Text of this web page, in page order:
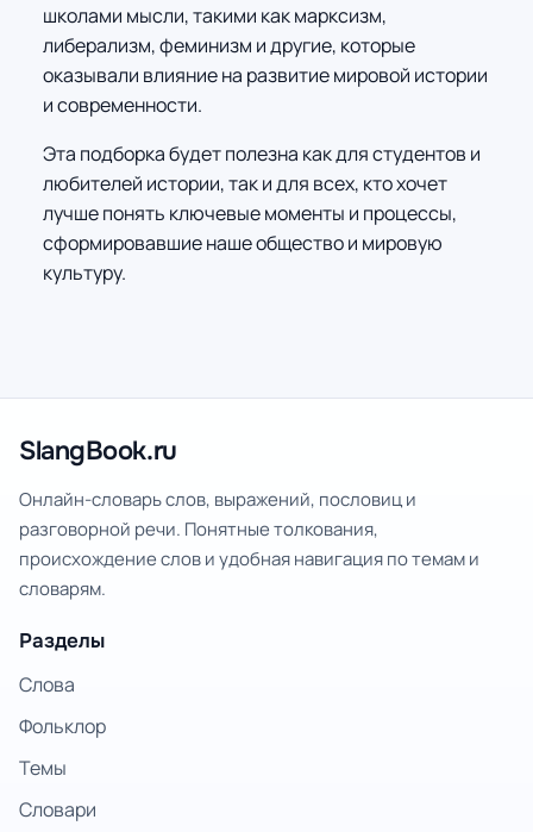
школами мысли, такими как марксизм,
либерализм, феминизм и другие, которые
оказывали влияние на развитие мировой истории
и современности.
Эта подборка будет полезна как для студентов и
любителей истории, так и для всех, кто хочет
лучше понять ключевые моменты и процессы,
сформировавшие наше общество и мировую
культуру.
SlangBook.ru
Онлайн-словарь слов, выражений, пословиц и
разговорной речи. Понятные толкования,
происхождение слов и удобная навигация по темам и
словарям.
Разделы
Слова
Фольклор
Темы
Словари